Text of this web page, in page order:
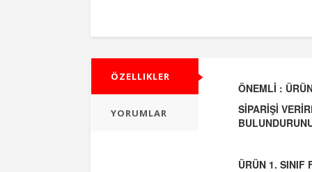
ÖZELLIKLER
YORUMLAR
ÖNEMLİ :
SİPARİŞİ
ÜRÜN 1. SINIF